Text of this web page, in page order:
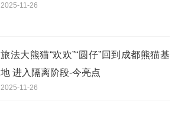
2025-11-26
旅法大熊猫“欢欢”“圆仔”回到成都熊猫基
地 进入隔离阶段-今亮点
2025-11-26